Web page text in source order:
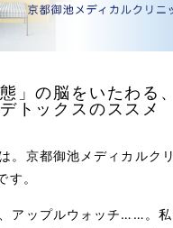
」の脳をいたわる
トックスのススメ
。京都御池メディカルク
す。
アップルウォッチ……。私